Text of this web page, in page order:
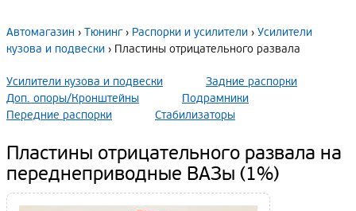
Автомагазин › Тюнинг› Распорки и усилители › Усилители
кузова и подвески › Пластины отрицательного развала
Усилители кузова и подвески
Задние распорки
Доп. опоры/Кронштейны
Подрамники
Передние распорки
Стабилизаторы
Пластины отрицательного развала на
переднеприводные ВАЗы (1%)